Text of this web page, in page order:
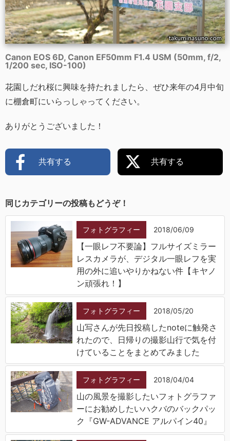
Canon EOS 6D, Canon EF50mm F1.4 USM (50mm, f/2,
1/200 sec, ISO-100)
花園しだれ桜に興味を持たれましたら、ぜひ来年の4月中旬
に棚倉町にいらっしゃってください。
ありがとうございました！
共有する 共有する
同じカテゴリーの投稿もどうぞ！
フォトグラフィー 2018/06/09
【一眼レフ不要論】フルサイズミラー
レスカメラが、デジタル一眼レフを実
用の外に追いやりかねない件【キヤノ
ン頑張れ！】
フォトグラフィー 2018/05/20
山写さんが先日投稿したnoteに触発さ
れたので、日帰りの撮影山行で気を付
けていることをまとめてみました
フォトグラフィー 2018/04/04
山の風景を撮影したいフォトグラファ
ーにお勧めしたいハクバのバックパッ
ク『GW-ADVANCE アルパイン40』